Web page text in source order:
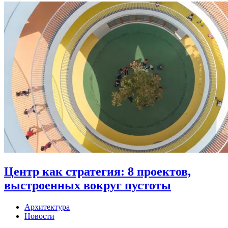
Центр как стратегия: 8 проектов,
выстроенных вокруг пустоты
Архитектура
Новости